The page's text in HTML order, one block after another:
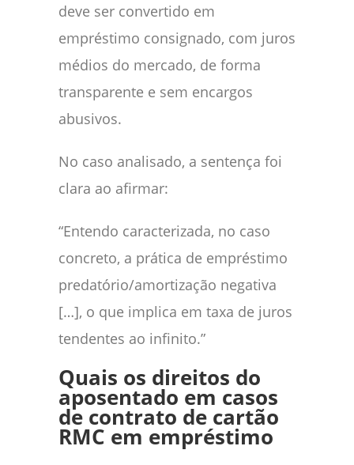
deve ser convertido em
empréstimo consignado, com juros
médios do mercado, de forma
transparente e sem encargos
abusivos.
No caso analisado, a sentença foi
clara ao afirmar:
“Entendo caracterizada, no caso
concreto, a prática de empréstimo
predatório/amortização negativa
[…], o que implica em taxa de juros
tendentes ao infinito.”
Quais os direitos do
aposentado em casos
de contrato de cartão
RMC em empréstimo